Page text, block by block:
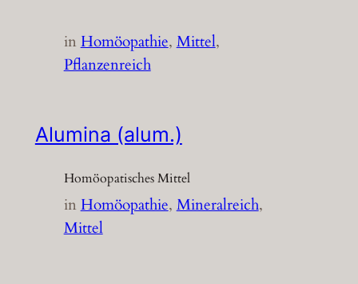
inHomöopathie, Mittel
Pflanzenreich
Alumina (alum.)
Homöopatisches Mittel
inHomöopathie, Mineralreich
Mittel